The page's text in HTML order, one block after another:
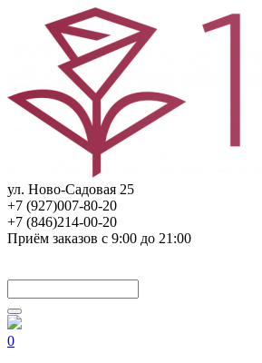
ул. Ново-Садовая 25
+7 (927)007-80-20
+7 (846)214-00-20
Приём заказов с 9:00 до 21:00
0